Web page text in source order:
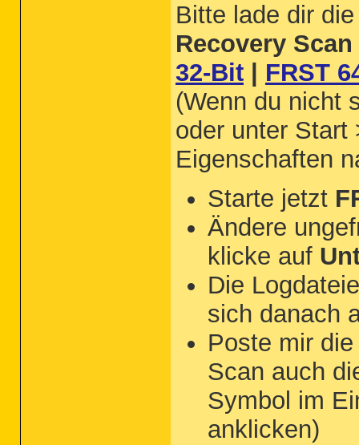
Bitte lade dir
Recovery
32-Bit
FRST
(Wenn du nicht
oder unter Start
Eigenschaften
Starte jetzt
Ändere
klicke auf
Die
sich danach
Poste mir
Scan auch
Symbol im
anklicken)